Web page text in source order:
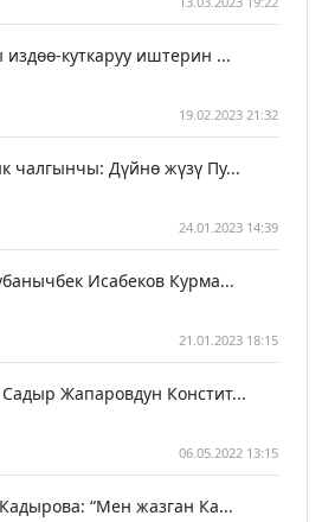
куткаруу иштерин ...
19.02.2023 21:32
чалгынчы: Дүйнө жүзү Пу...
24.01.2023 14:39
Исабеков Курма...
21.01.2023 18:15
Жапаровдун Констит...
06.05.2022 13:15
“Мен жазган Ка...